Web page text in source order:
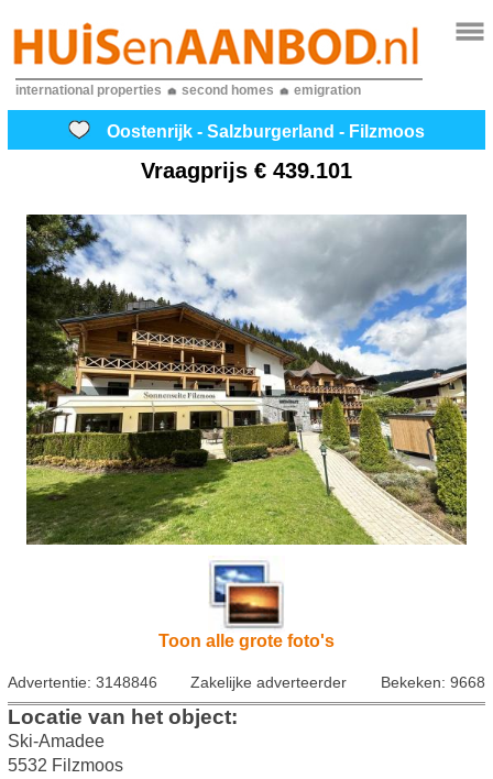
international properties second homes emigration
Oostenrijk - Salzburgerland - Filzmoos
Vraagprijs € 439.101
Toon alle grote foto's
Advertentie: 3148846 Zakelijke adverteerder Bekeken: 9668
Locatie van het object:
Ski-Amadee
5532 Filzmoos